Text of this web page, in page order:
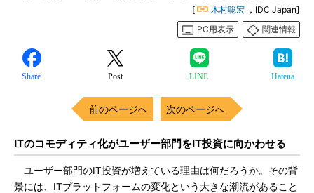
[ 木村聡宏 ，IDC Japan]
PC用表示
関連情報
Share Post LINE Hatena
前のページへ 次のページへ
ITのコモディティ化がユーザー部門をIT投資に向かわせる
ユーザー部門のIT投資が増えている理由は何だろうか。その背
景には、ITプラットフォームの変化という大きな潮流があること